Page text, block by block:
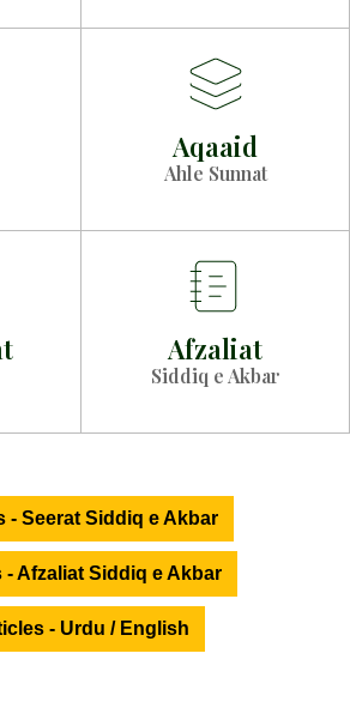
Aqaaid
Ahle Sunnat
Afzaliat
Siddiq e Akbar
- Seerat Siddiq e Akbar
- Afzaliat Siddiq e Akbar
- Urdu / English